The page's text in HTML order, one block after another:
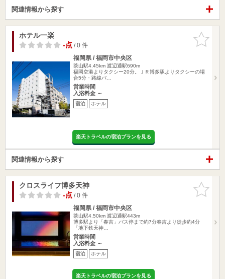
関連情報から探す
お気に入
りに追加
ホテル一楽
-点/ 0 件
福岡県 / 福岡市中央区
茶山駅4.45km 渡辺通駅690m
福岡空港よりタクシー20分。ＪＲ博多駅よりタクシーの場
合5分・路線バ…
営業時間
入浴料金 ～
宿泊 ホテル
楽天トラベルの宿泊プランを見る
関連情報から探す
お気に入
りに追加
クロスライフ博多天神
-点/ 0 件
福岡県 / 福岡市中央区
茶山駅4.50km 渡辺通駅443m
博多駅より「春吉」バス停まで約7分春吉より徒歩約4分
「地下鉄天神…
営業時間
入浴料金 ～
宿泊 ホテル
楽天トラベルの宿泊プランを見る